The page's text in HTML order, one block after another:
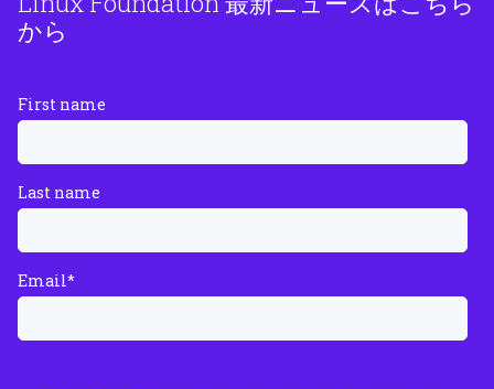
から
First name
Last name
Email*